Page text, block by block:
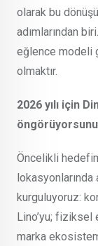
olarak bu
adımlarından
eğlence modeli
olmaktır.
2026 yılı için
Öncelikli
kurguluyoruz:
Lino’yu;
marka